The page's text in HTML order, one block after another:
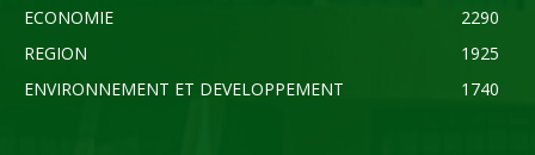
ECONOMIE
2290
REGION
1925
ENVIRONNEMENT ET DEVELOPPEMENT
1740